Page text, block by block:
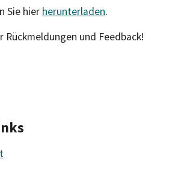
Sie hier herunterladen.
Rückmeldungen und Feedback!